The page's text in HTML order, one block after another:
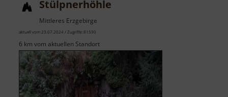
Stülpnerhöhle
Mittleres Erzgebirge
aktuell vom 23.07.2024 / Zugriffe: 81590
6 km vom aktuellen Standort